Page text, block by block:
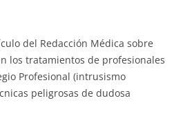
del Redacción Médica sobre
los tratamientos de profesionales
Profesional (intrusismo
peligrosas de dudosa